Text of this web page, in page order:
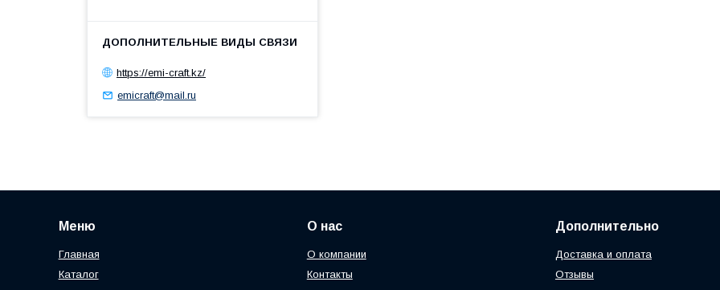
https://emi-craft.kz/
emicraft@mail.ru
Меню
Главная
Каталог
О нас
О компании
Контакты
Дополнительно
Доставка и оплата
Отзывы